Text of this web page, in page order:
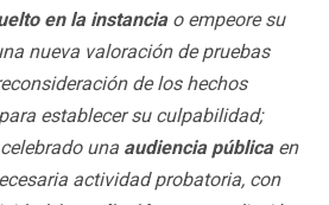
en la instancia o empeore su
nueva valoración de pruebas
de los hechos
establecer su culpabilidad;
una audiencia públicaen
actividad probatoria, con